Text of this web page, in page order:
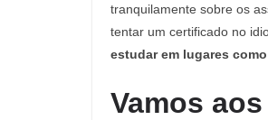
tranquilamente sobre os
tentar um certificado no
estudar em lugares
Vamos aos